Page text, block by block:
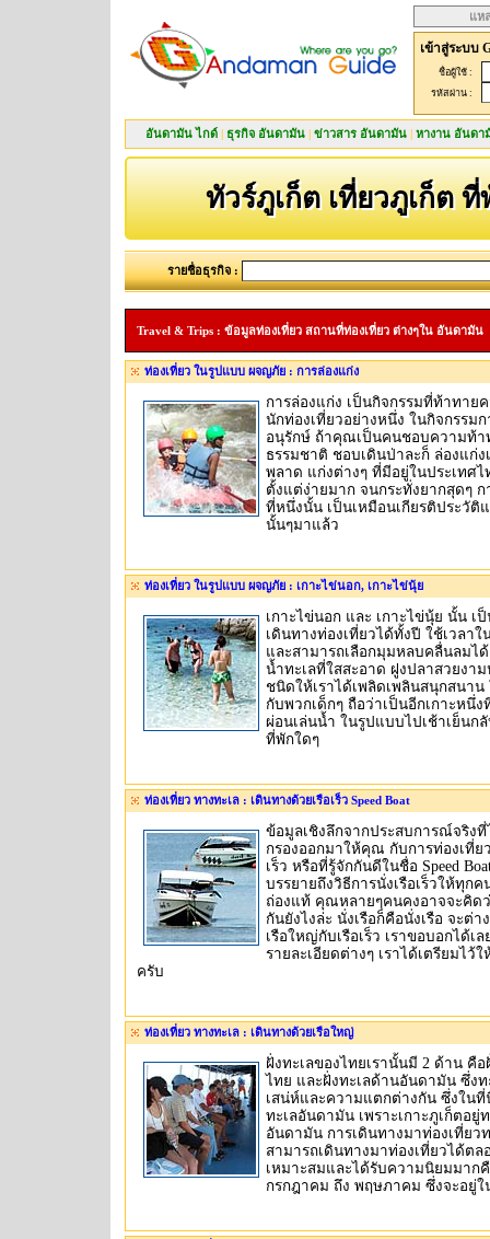
แห
เข้าสู่ระบบ
ชื่อผู้ใช้ :
รหัสผ่าน :
อันดามัน ไกด์ | ธุรกิจ อันดามัน | ข่าวสาร อันดามัน | หางาน อันดา
ทัวร์ภูเก็ต เที่ยวภูเก็ต
รายชื่อธุรกิจ :
Travel & Trips : ข้อมูลท่องเที่ยว สถานที่ท่องเที่ยว ต่างๆใน อันดามัน
ท่องเที่ยว ในรูปแบบ ผจญภัย : การล่องแก่ง
การล่องแก่ง เป็นกิจกรรมที่ท้าทาย
นักท่องเที่ยวอย่างหนึ่ง ในกิจกรรมก
อนุรักษ์ ถ้าคุณเป็นคนชอบความท้า
ธรรมชาติ ชอบเดินป่าละก็ ล่องแก่
พลาด แก่งต่างๆ ที่มีอยู่ในประเทศ
ตั้งแต่ง่ายมาก จนกระทั่งยากสุดๆ
ที่หนึ่งนั้น เป็นเหมือนเกียรติประวัติ
นั้นๆมาแล้ว
ท่องเที่ยว ในรูปแบบ ผจญภัย : เกาะไข่นอก, เกาะไข่นุ้ย
เกาะไข่นอก และ เกาะไข่นุ้ย นั้น เ
เดินทางท่องเที่ยวได้ทั้งปี ใช้เวลาใ
และสามารถเลือกมุมหลบคลื่นลมไ
น้ำทะเลที่ใสสะอาด ฝูงปลาสวยงา
ชนิดให้เราได้เพลิดเพลินสนุกสนาน
กับพวกเด็กๆ ถือว่าเป็นอีกเกาะหนึ่
ผ่อนเล่นน้ำ ในรูปแบบไปเช้าเย็นก
ที่พักใดๆ
ท่องเที่ยว ทางทะเล : เดินทางด้วยเรือเร็ว Speed Boat
ข้อมูลเชิงลึกจากประสบการณ์จริง
กรองออกมาให้คุณ กับการท่องเที่ย
เร็ว หรือที่รู้จักกันดีในชื่อ Speed
บรรยายถึงวิธีการนั่งเรือเร็วให้ทุกค
ถ่องแท้ คุณหลายๆคนคงอาจจะคิด
กันยังไงล่ะ นั่งเรือก็คือนั่งเรือ จะต่
เรือใหญ่กับเรือเร็ว เราขอบอกได้เ
รายละเอียดต่างๆ เราได้เตรียมไว้
ครับ
ท่องเที่ยว ทางทะเล : เดินทางด้วยเรือใหญ่
ฝั่งทะเลของไทยเรานั้นมี 2 ด้าน คื
ไทย และฝั่งทะเลด้านอันดามัน ซึ่งท
เสน่ห์และความแตกต่างกัน ซึ่งในที่
ทะเลอันดามัน เพราะเกาะภูเก็ตอยู่
อันดามัน การเดินทางมาท่องเที่ยว
สามารถเดินทางมาท่องเที่ยวได้ต
เหมาะสมและได้รับความนิยมมาก
กรกฎาคม ถึง พฤษภาคม ซึ่งจะอยู่